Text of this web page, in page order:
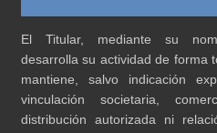
El Titular, mediante su
desarrolla su actividad de forma
mantiene, salvo indicación
vinculación societaria,
distribución autorizada ni